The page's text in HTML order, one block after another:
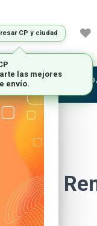
CP y ciudad
las mejores
envío.